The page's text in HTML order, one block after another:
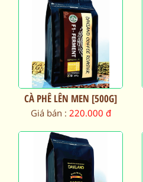
CÀ PHÊ LÊN MEN [500G]
Giá bán : 220.000 đ